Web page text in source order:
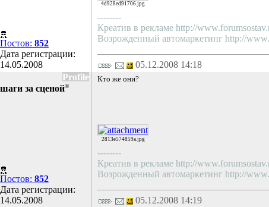
Постов: 852
Дата регистрации:
14.05.2008
4d928ed91706.jpg
--------
Креатив в рекламе http://
Возрожденный автомаркетинг http://
05.12.2008 14:18
Profile
шаги за сценой©
Постов: 852
Дата регистрации:
14.05.2008
Кто же они?
2813e574859a.jpg
--------
Креатив в рекламе http://
Возрожденный автомаркетинг http://
05.12.2008 14:19